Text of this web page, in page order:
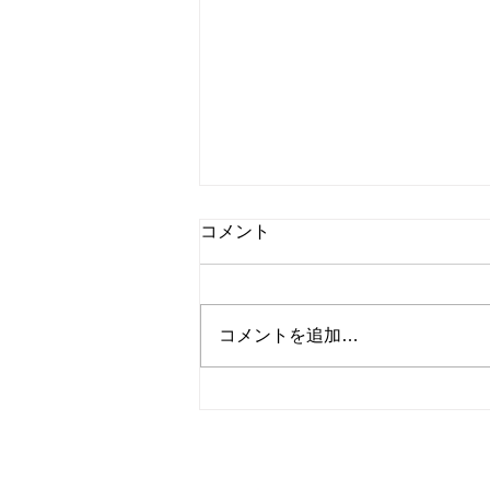
コメント
コメントを追加…